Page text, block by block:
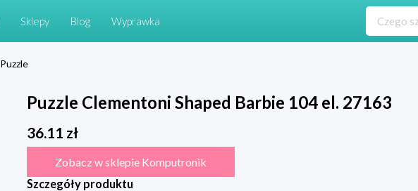
Sklepy Blog Wyprawka
Puzzle
Puzzle Clementoni Shaped Barbie 104 el. 27163
36.11 zł
Zobacz w sklepie Komputronik
Szczegóły produktu